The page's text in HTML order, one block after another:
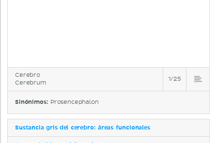
Cerebro
Cerebrum
1/25
Sinónimos: Prosencephalon
Sustancia gris del cerebro: áreas funcionales